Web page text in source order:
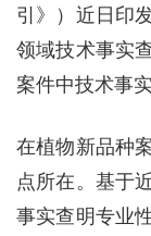
引》）近日印
领域技术事实
案件中技术事
在植物新品种
点所在。基于
事实查明专业